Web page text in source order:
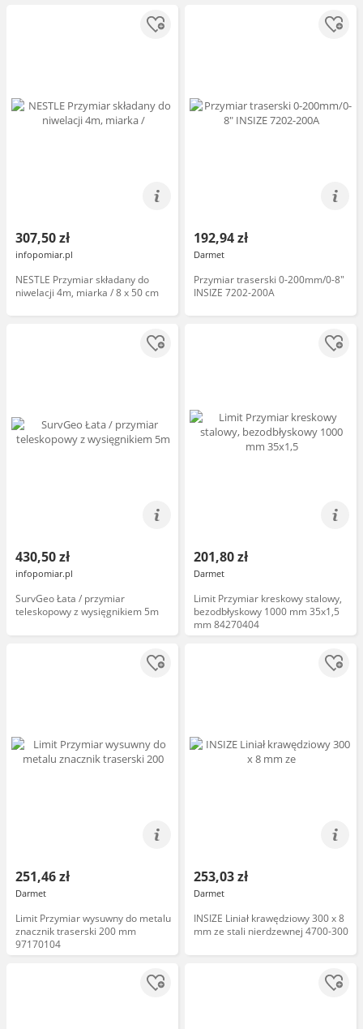
307,50 zł
infopomiar.pl
NESTLE Przymiar składany do
niwelacji 4m, miarka / 8 x 50 cm
192,94 zł
Darmet
Przymiar traserski 0-200mm/0-8"
INSIZE 7202-200A
430,50 zł
infopomiar.pl
SurvGeo Łata / przymiar
teleskopowy z wysięgnikiem 5m
201,80 zł
Darmet
Limit Przymiar kreskowy stalowy,
bezodbłyskowy 1000 mm 35x1,5
mm 84270404
251,46 zł
Darmet
Limit Przymiar wysuwny do metalu
znacznik traserski 200 mm
97170104
253,03 zł
Darmet
INSIZE Liniał krawędziowy 300 x 8
mm ze stali nierdzewnej 4700-300